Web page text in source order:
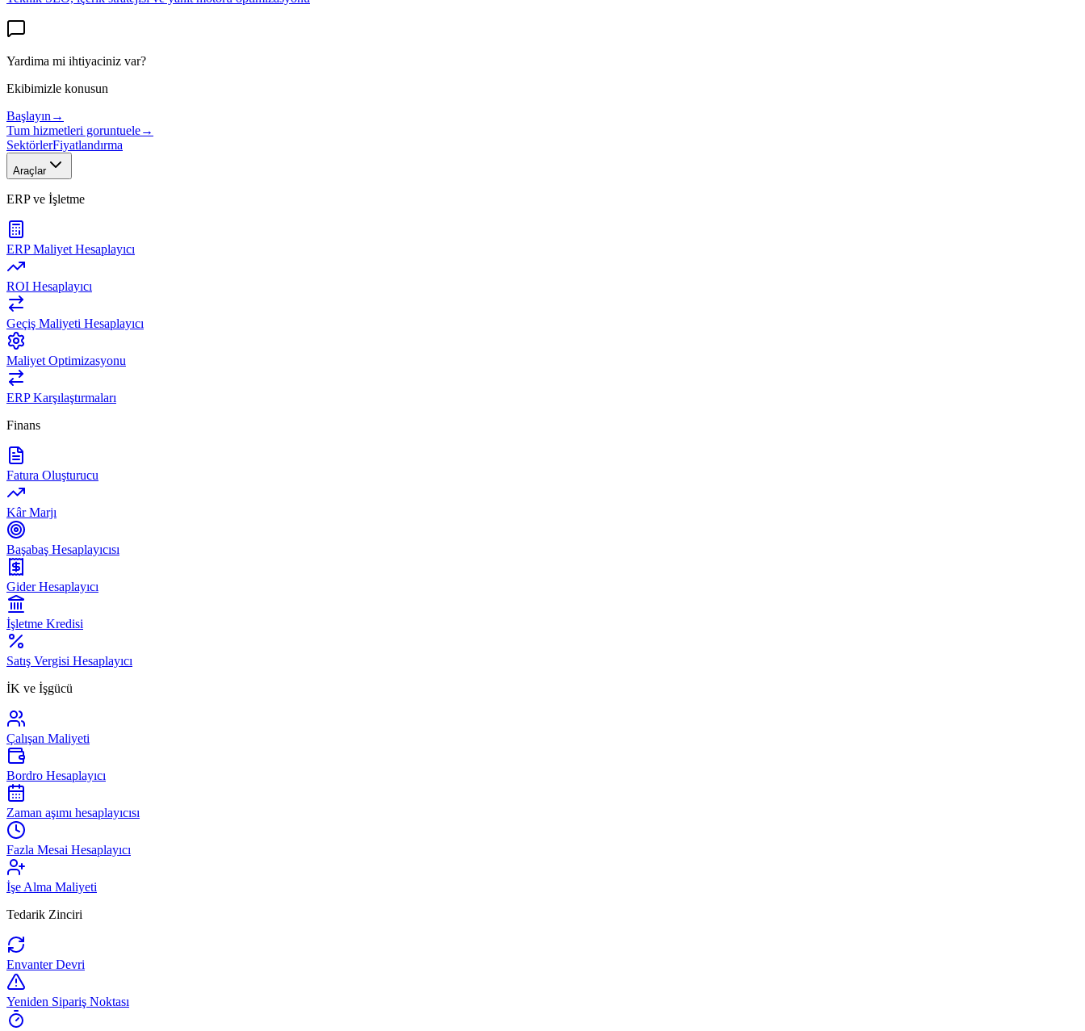
Yardima mi ihtiyaciniz var?
Ekibimizle konusun
Başlayın →
Tum hizmetleri goruntuele→
SektörlerFiyatlandırma
Araçlar
ERP ve İşletme
ERP Maliyet Hesaplayıcı
ROI Hesaplayıcı
Geçiş Maliyeti Hesaplayıcı
Maliyet Optimizasyonu
ERP Karşılaştırmaları
Finans
Fatura Oluşturucu
Kâr Marjı
Başabaş Hesaplayıcısı
Gider Hesaplayıcı
İşletme Kredisi
Satış Vergisi Hesaplayıcı
İK ve İşgücü
Çalışan Maliyeti
Bordro Hesaplayıcı
Zaman aşımı hesaplayıcısı
Fazla Mesai Hesaplayıcı
İşe Alma Maliyeti
Tedarik Zinciri
Envanter Devri
Yeniden Sipariş Noktası